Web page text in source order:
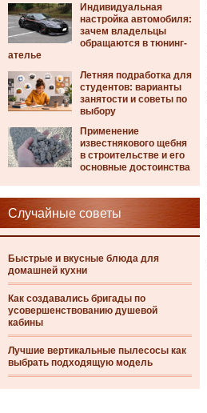
Индивидуальная
настройка автомобиля:
зачем владельцы
обращаются в тюнинг-
ателье
Летняя подработка для
студентов: варианты
занятости и советы по
выбору
Применение
известнякового щебня
в строительстве и его
основные достоинства
Случайные советы
Быстрые и вкусные блюда для
домашней кухни
Как создавались бригады по
усовершенствованию душевой
кабины
Лучшие вертикальные пылесосы как
выбрать подходящую модель